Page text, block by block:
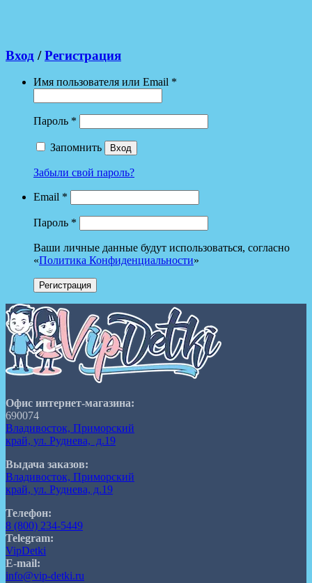
Вход /Регистрация
Имя пользователя или Email *
Пароль *
Запомнить Вход
Забыли свой пароль?
Email *
Пароль *
Ваши личные данные будут использоваться, согласно
«‎Политика Конфиденциальности»‎
Регистрация
Офис интернет-магазина:
690074
Владивосток, Приморский
край, ул. Руднева, д.19
Выдача заказов:
Владивосток, Приморский
край, ул. Руднева, д.19
Телефон:
8 (800) 234-5449
Telegram:
VipDetki
E-mail:
info@vip-detki.ru